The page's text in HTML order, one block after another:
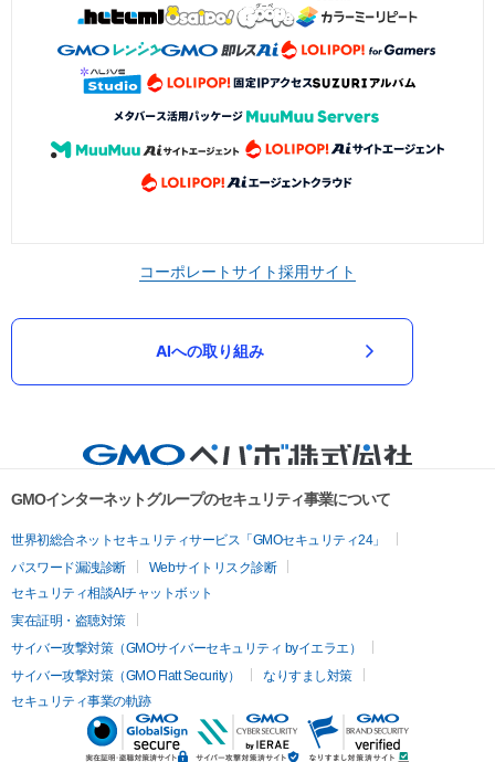
コーポレートサイト採用サイト
AIへの取り組み
GMOインターネットグループのセキュリティ事業について
世界初総合ネットセキュリティサービス「GMOセキュリティ24」
パスワード漏洩診断
Webサイトリスク診断
セキュリティ相談AIチャットボット
実在証明・盗聴対策
サイバー攻撃対策（GMOサイバーセキュリティ byイエラエ）
サイバー攻撃対策（GMO Flatt Security）
なりすまし対策
セキュリティ事業の軌跡